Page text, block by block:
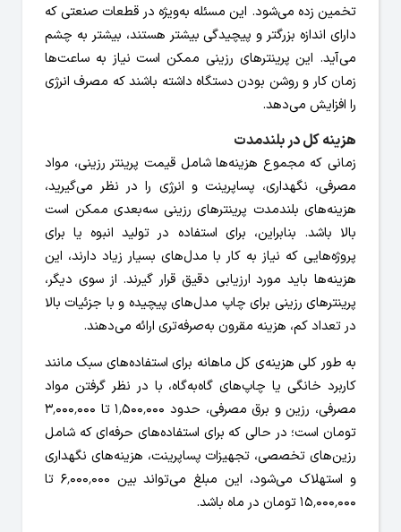
تخمین زده می‌شود. این مسئله به‌ویژه در قطعات صنعتی که
دارای اندازه بزرگتر و پیچیدگی بیشتر هستند، بیشتر به چشم
می‌آید. این پرینترهای رزینی ممکن است نیاز به ساعت‌ها
زمان کار و روشن بودن دستگاه داشته باشند که مصرف انرژی
را افزایش می‌دهد.
هزینه کل در بلندمدت
زمانی که مجموع هزینه‌ها شامل قیمت پرینتر رزینی، مواد
مصرفی، نگهداری، پساپرینت و انرژی را در نظر می‌گیرید،
هزینه‌های بلندمدت پرینترهای رزینی سه‌بعدی ممکن است
بالا باشد. بنابراین، برای استفاده در تولید انبوه یا برای
پروژه‌هایی که نیاز به کار با مدل‌های بسیار زیاد دارند، این
هزینه‌ها باید مورد ارزیابی دقیق قرار گیرند. از سوی دیگر،
پرینترهای رزینی برای چاپ مدل‌های پیچیده و با جزئیات بالا
در تعداد کم، هزینه مقرون به‌صرفه‌تری ارائه می‌دهند.
به طور کلی هزینه‌ی کل ماهانه برای استفاده‌های سبک مانند
کاربرد خانگی یا چاپ‌های گاه‌به‌گاه، با در نظر گرفتن مواد
مصرفی، رزین و برق مصرفی، حدود ۱٬۵۰۰٬۰۰۰ تا ۳٬۰۰۰٬۰۰۰
تومان است؛ در حالی که برای استفاده‌های حرفه‌ای که شامل
رزین‌های تخصصی، تجهیزات پساپرینت، هزینه‌های نگهداری
و استهلاک می‌شود، این مبلغ می‌تواند بین ۶٬۰۰۰٬۰۰۰ تا
۱۵٬۰۰۰٬۰۰۰ تومان در ماه باشد.